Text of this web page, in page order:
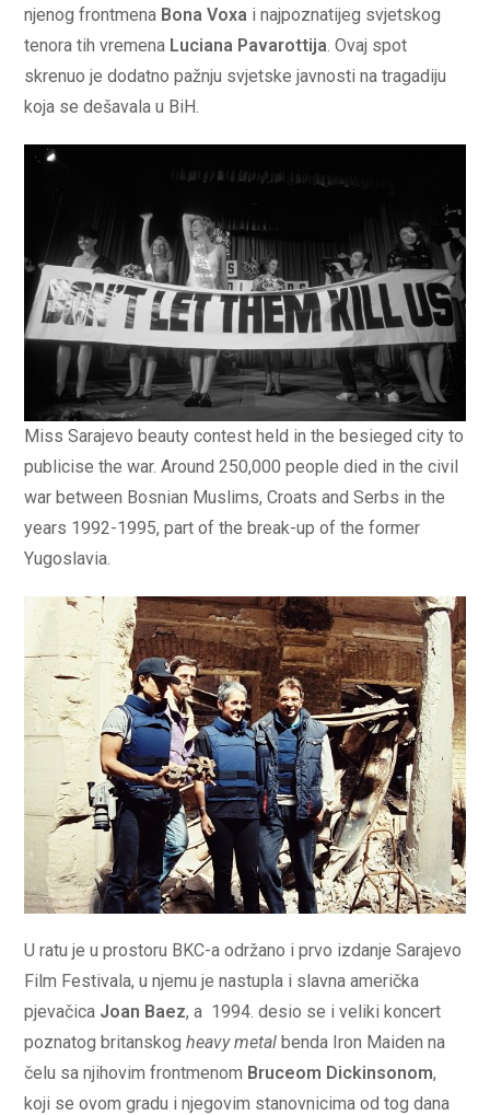
njenog frontmena Bona Voxa i najpoznatijeg svjetskog
tenora tih vremena Luciana Pavarottija. Ovaj spot
skrenuo je dodatno pažnju svjetske javnosti na tragadiju
koja se dešavala u BiH.
Miss Sarajevo beauty contest held in the besieged city to
publicise the war. Around 250,000 people died in the civil
war between Bosnian Muslims, Croats and Serbs in the
years 1992-1995, part of the break-up of the former
Yugoslavia.
U ratu je u prostoru BKC-a održano i prvo izdanje Sarajevo
Film Festivala, u njemu je nastupla i slavna američka
pjevačica Joan Baez, a 1994. desio se i veliki koncert
poznatog britanskogheavy metal benda Iron Maiden na
čelu sa njihovim frontmenom Bruceom Dickinsonom,
koji se ovom gradu i njegovim stanovnicima od tog dana